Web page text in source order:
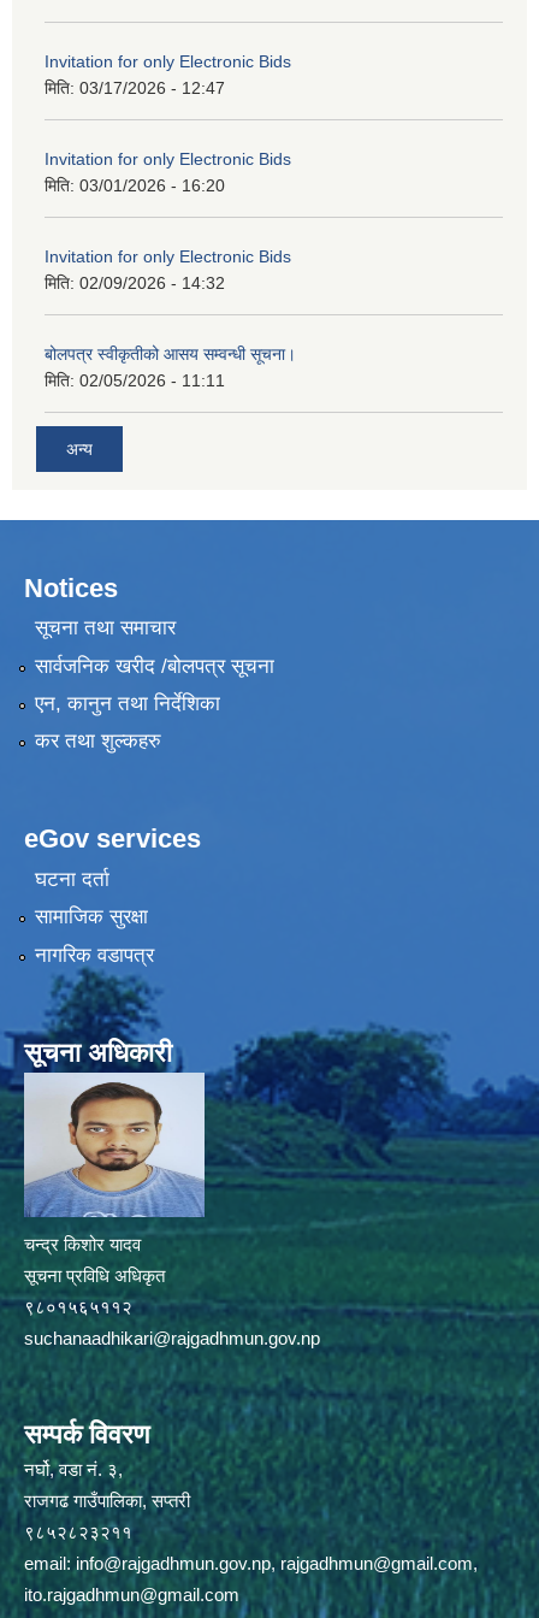
Invitation for only Electronic Bids
मिति: 03/17/2026 - 12:47
Invitation for only Electronic Bids
मिति: 03/01/2026 - 16:20
Invitation for only Electronic Bids
मिति: 02/09/2026 - 14:32
बोलपत्र स्वीकृतीको आसय सम्वन्धी सूचना।
मिति: 02/05/2026 - 11:11
अन्य
Notices
सूचना तथा समाचार
सार्वजनिक खरीद /बोलपत्र सूचना
एन, कानुन तथा निर्देशिका
कर तथा शुल्कहरु
eGov services
घटना दर्ता
सामाजिक सुरक्षा
नागरिक वडापत्र
सूचना अधिकारी
चन्द्र किशोर यादव
सूचना प्रविधि अधिकृत
९८०१५६५११२
suchanaadhikari@rajgadhmun.gov.np
सम्पर्क विवरण
नर्घो, वडा नं. ३,
राजगढ गाउँपालिका, सप्तरी
९८५२८२३२११
email: info@rajgadhmun.gov.np,rajgadhmun@gmail.com,
ito.rajgadhmun@gmail.com